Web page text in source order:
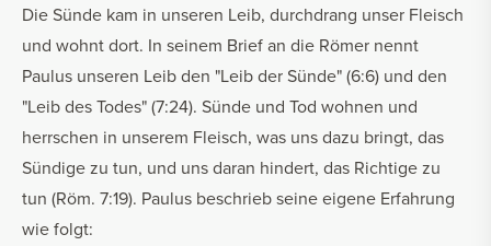
Die Sünde kam in unseren Leib, durchdrang unser Fleisch
und wohnt dort. In seinem Brief an die Römer nennt
Paulus unseren Leib den "Leib der Sünde" (6:6) und den
"Leib des Todes" (7:24). Sünde und Tod wohnen und
herrschen in unserem Fleisch, was uns dazu bringt, das
Sündige zu tun, und uns daran hindert, das Richtige zu
tun (Röm. 7:19). Paulus beschrieb seine eigene Erfahrung
wie folgt: